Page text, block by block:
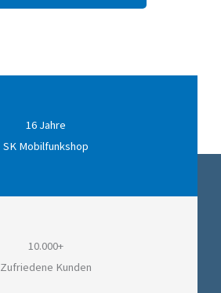
16 Jahre
SK Mobilfunkshop
10.000+
Zufriedene Kunden